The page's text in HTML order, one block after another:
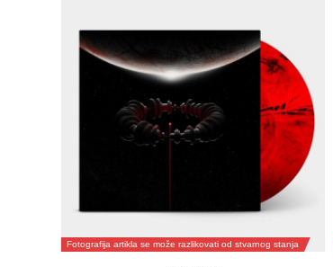
Fotografija artikla se može razlikovati od stvarnog stanja